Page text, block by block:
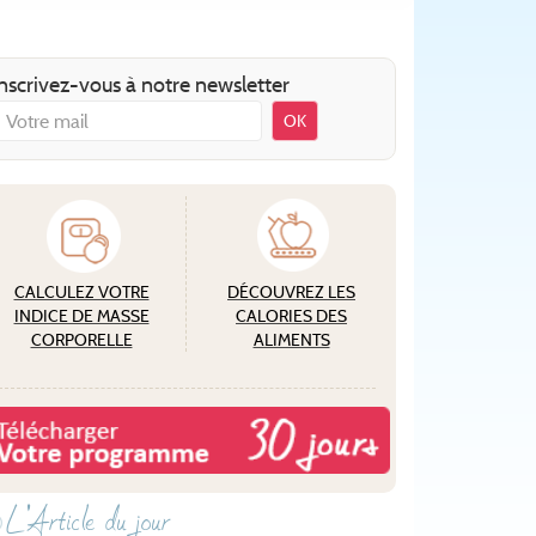
vous à notre newsletter
OK
CALCULEZ VOTRE
INDICE DE MASSE
CORPORELLE
DÉCOUVREZ LES
CALORIES DES
ALIMENTS
L'Article du jour